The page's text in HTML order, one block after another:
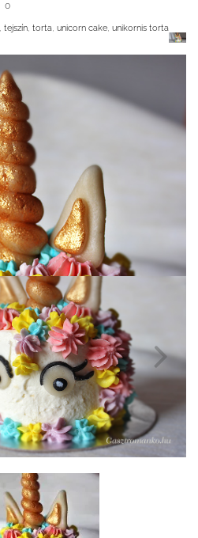
0
tejszín, torta, unicorn cake, unikornis torta